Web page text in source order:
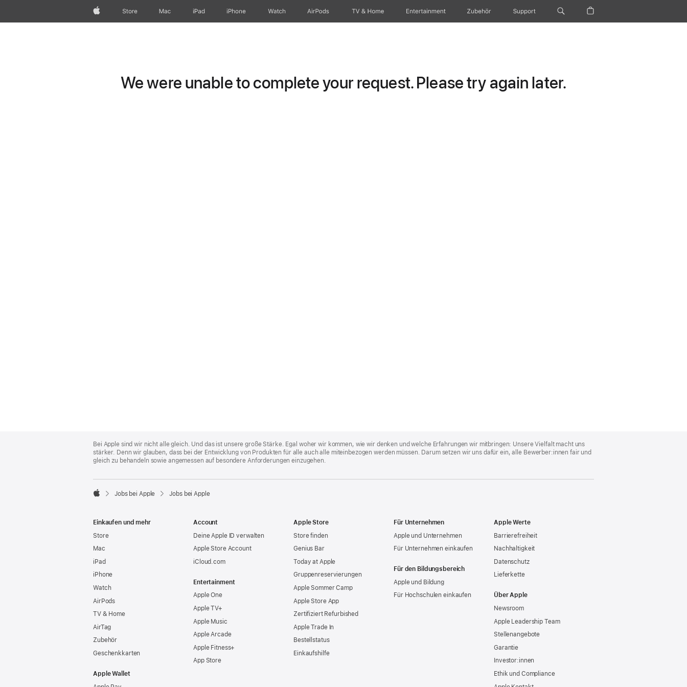
Apple Store Mac iPad iPhone Watch AirPods TV & Home Entertainment Zubehör Support
We were unable to complete your request. Please try again later.
Footer
Bei Apple sind wir nicht alle gleich. Und das ist unsere große Stärke. Egal woher wir kommen, wie wir denken und welche Erfahrungen wir mitbringen: Unsere Vielfalt macht uns
stärker. Denn wir glauben, dass bei der Entwicklung von Produkten für alle auch alle miteinbezogen werden müssen. Darum setzen wir uns dafür ein, alle Bewerber:innen fair und
gleich zu behandeln sowie angemessen auf besondere Anforderungen einzugehen.

Jobs bei Apple Jobs bei Apple
Einkaufen und mehr
Store
Mac
iPad
iPhone
Watch
AirPods
TV & Home
AirTag
Zubehör
Geschenkkarten
Apple Wallet
Account
Deine Apple ID verwalten
Apple Store Account
iCloud.com
Entertainment
Apple One
Apple TV+
Apple Music
Apple Arcade
Apple Fitness+
App Store
Apple Store
Store finden
Genius Bar
Today at Apple
Gruppen­reservierungen
Apple Sommer Camp
Apple Store App
Zertifiziert Refurbished
Apple Trade In
Bestellstatus
Einkaufshilfe
Für Unternehmen
Apple und Unternehmen
Für Unternehmen einkaufen
Für den Bildungsbereich
Apple und Bildung
Für Hochschulen einkaufen
Apple Werte
Barrierefreiheit
Nachhaltigkeit
Datenschutz
Lieferkette
Über Apple
Newsroom
Apple Leadership Team
Stellenangebote
Garantie
Investor:innen
Ethik und Compliance